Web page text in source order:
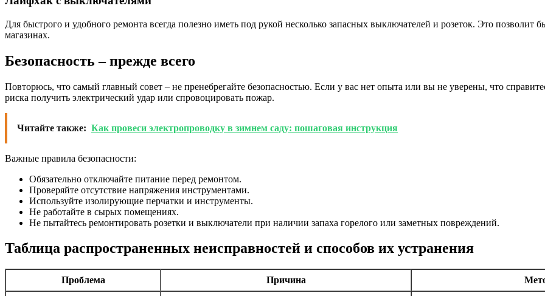
Для быстрого и удобного ремонта всегда полезно иметь под рукой несколько запасных выключателей и розеток. Это позволит
магазинах.
Безопасность – прежде всего
Повторюсь, что самый главный совет – не пренебрегайте безопасностью. Если у вас нет опыта или вы не уверены, что
риска получить электрический удар или спровоцировать пожар.
Читайте также: Как провеси электропроводку в зимнем саду: пошаговая инструкция
Важные правила безопасности:
Обязательно отключайте питание перед ремонтом.
Проверяйте отсутствие напряжения инструментами.
Используйте изолирующие перчатки и инструменты.
Не работайте в сырых помещениях.
Не пытайтесь ремонтировать розетки и выключатели при наличии запаха горелого или заметных повреждений.
Таблица распространенных неисправностей и способов их устранения
Проблема Причина